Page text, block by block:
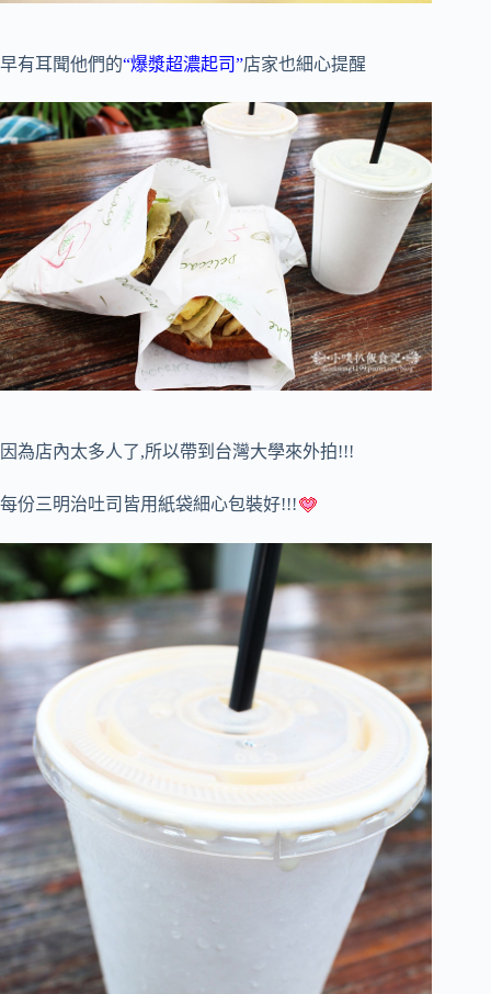
早有耳聞他們的“爆漿超濃起司”店家也細心提醒
因為店內太多人了,所以帶到台灣大學來外拍!!!
每份三明治吐司皆用紙袋細心包裝好!!!